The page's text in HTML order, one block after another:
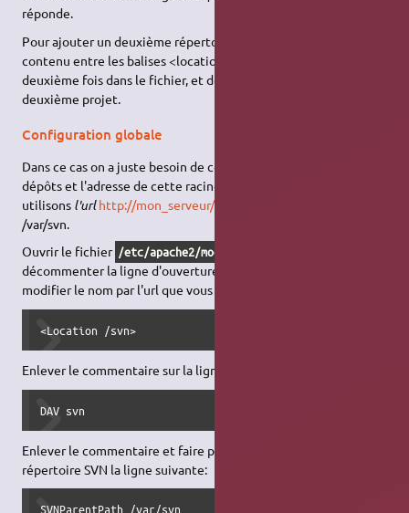
réponde.
Pour ajouter un deuxième répertoire, il faut recopier le
contenu entre les balises <location> et </location> une
deuxième fois dans le fichier, et donner une url différente au
deuxième projet.
Configuration globale
Dans ce cas on a juste besoin de connaître l'url de la racine des
dépôts et l'adresse de cette racine sur le disque dur. Ici nous
utilisons l'url http://mon_serveur/svn
/var/svn.
Ouvrir le fichier /etc/apache2/mods-enabled/dav_svn.conf
décommenter la ligne d'ouverture de l'environnement, et
modifier le nom par l'url que vous voulez utiliser:
<Location /svn>
Enlever le commentaire sur la ligne pour activer le module:
DAV svn
Enlever le commentaire et faire pointer vers la racine de votre
répertoire SVN la ligne suivante:
SVNParentPath /var/svn